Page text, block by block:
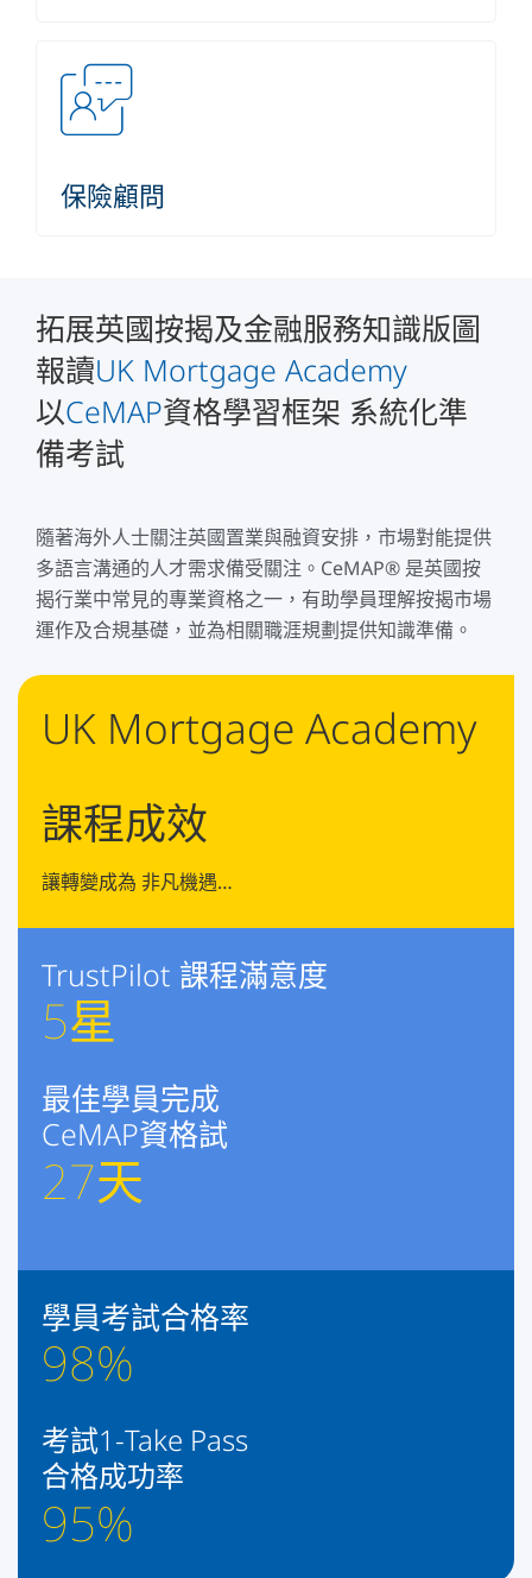
保險顧問
拓展英國按揭及金融服務知識版圖
報讀UK Mortgage Academy
以CeMAP資格學習框架 系統化準
備考試
隨著海外人士關注英國置業與融資安排，市場對能提供
多語言溝通的人才需求備受關注。CeMAP® 是英國按
揭行業中常見的專業資格之一，有助學員理解按揭市場
運作及合規基礎，並為相關職涯規劃提供知識準備。
學員考試合格率
98%
考試1-Take Pass
合格成功率
95%
TrustPilot 課程滿意度
5星
最佳學員完成
CeMAP資格試
27天
UK Mortgage Academy
課程成效
讓轉變成為 非凡機遇…